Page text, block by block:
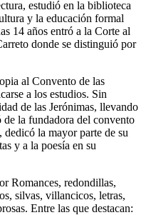
estudió en la biblioteca
y la educación formal
14 años entró a la Corte al
donde se distinguió por
al Convento de las
a los estudios. Sin
de las Jerónimas, llevando
la fundadora del convento
la mayor parte de su
y a la poesía en su
Romances, redondillas,
silvas, villancicos, letras,
Entre las que destacan: